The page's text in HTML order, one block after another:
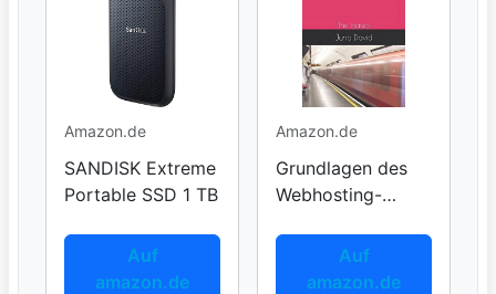
Amazon.de
SANDISK Extreme
Portable SSD 1 TB
Auf
amazon.de
Amazon.de
Grundlagen des
Webhosting-
Auf
amazon.de